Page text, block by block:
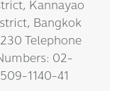
Kannayao
Bangkok
Telephone
02-
509-1140-41